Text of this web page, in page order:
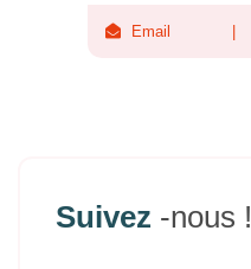
Email
Suivez -nous !